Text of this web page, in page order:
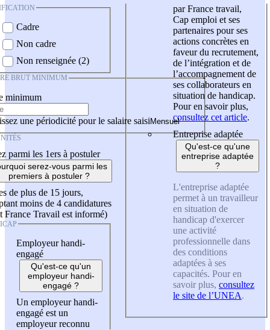
Cadre
Non cadre
Non renseignée (2)
BRUT MINIMUM
minimum
une périodicité pour le salaire saisi
parmi les 1ers à postuler
serez-vous parmi les
premiers à postuler ?
de plus de 15 jours,
moins de 4 candidatures
France Travail est informé)
Employeur handi-
engagé
Qu'est-ce qu'un
employeur handi-
engagé ?
Un employeur handi-
engagé est un
employeur reconnu
par France travail,
Cap emploi et ses
partenaires pour ses
actions concrètes en
faveur du recrutement,
de l’intégration et de
l’accompagnement de
ses collaborateurs en
situation de handicap.
Pour en savoir plus,
consultez cet article.
Entreprise adaptée
Qu'est-ce qu'une
entreprise adaptée
?
L'entreprise adaptée
permet à un travailleur
en situation de
handicap d'exercer
une activité
professionnelle dans
des conditions
adaptées à ses
capacités. Pour en
savoir plus, consultez
le site de l’UNEA.